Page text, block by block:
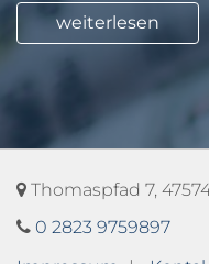
weiterlesen
Thomaspfad 7,
0 2823 9759897